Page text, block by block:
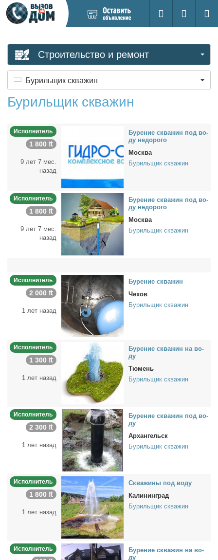
новое
Поиск
Вход на
Строительство и ремонт
Бурильщик скважин
Бурильщик скважин
Исполнитель
1 800 ₶
9 лет 7 мес.
назад
Бу­ре­ние сква­жин под во­
ду недо­ро­го
Москва
Бурильщик скважин
Исполнитель
1 800 ₶
9 лет 7 мес.
назад
Бу­ре­ние сква­жин под во­
ду недо­ро­го
Москва
Бурильщик скважин
Исполнитель
2 000 ₶
1 лет назад
Бу­ре­ние сква­жин
Чехов
Бурильщик скважин
Исполнитель
1 300 ₶
1 лет назад
Бу­ре­ние сква­жин на во­
ду
Тюмень
Бурильщик скважин
Исполнитель
2 300 ₶
1 лет назад
Бу­ре­ние сква­жин под во­
ду
Архангельск
Бурильщик скважин
Исполнитель
1 800 ₶
1 лет назад
Сква­жи­ны под во­ду
Калининград
Бурильщик скважин
Исполнитель
Бу­ре­ние сква­жин на во­
ду